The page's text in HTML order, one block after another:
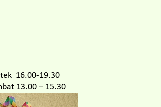
16.00-19.30
13.00 – 15.30